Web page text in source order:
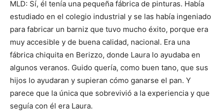
MLD: Sí, él tenía una pequeña fábrica de pinturas. Había
estudiado en el colegio industrial y se las había ingeniado
para fabricar un barniz que tuvo mucho éxito, porque era
muy accesible y de buena calidad, nacional. Era una
fábrica chiquita en Berizzo, donde Laura lo ayudaba en
algunos veranos. Guido quería, como buen tano, que sus
hijos lo ayudaran y supieran cómo ganarse el pan. Y
parece que la única que sobrevivió a la experiencia y que
seguía con él era Laura.